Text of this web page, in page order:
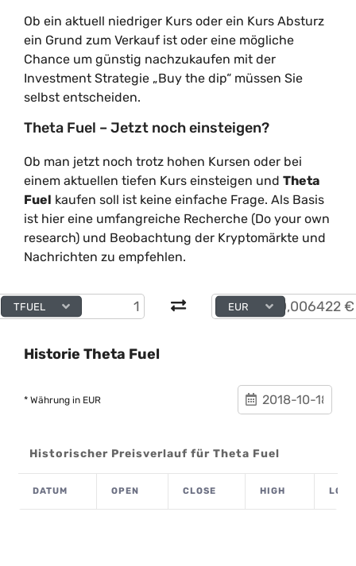
Ob ein aktuell niedriger Kurs oder ein Kurs Absturz
ein Grund zum Verkauf ist oder eine mögliche
Chance um günstig nachzukaufen mit der
Investment Strategie „Buy the dip“ müssen Sie
selbst entscheiden.
Theta Fuel – Jetzt noch einsteigen?
Ob man jetzt noch trotz hohen Kursen oder bei
einem aktuellen tiefen Kurs einsteigen und Theta
Fuel kaufen soll ist keine einfache Frage. Als Basis
ist hier eine umfangreiche Recherche (Do your own
research) und Beobachtung der Kryptomärkte und
Nachrichten zu empfehlen.
TFUEL EUR
Historie Theta Fuel
* Währung in EUR
Historischer Preisverlauf für Theta Fuel
DATUM OPEN CLOSE HIGH LOW